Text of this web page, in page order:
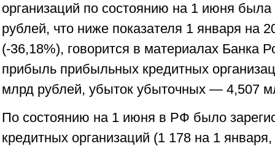
организаций по состоянию на 1 июня
рублей, что ниже показателя 1 января на
(-36,18%), говорится в материалах Банка
прибыль прибыльных кредитных
млрд рублей, убыток убыточных — 4,507
По состоянию на 1 июня в РФ было
кредитных организаций (1 178 на 1